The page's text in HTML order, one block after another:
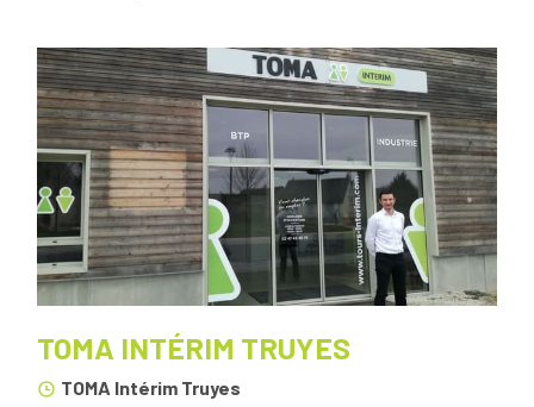
TOMA INTÉRIM TRUYES
TOMA Intérim Truyes